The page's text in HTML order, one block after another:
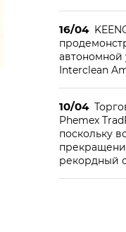
16/04
автономной
Interclean
10/04
Phemex
поскольку
рекордный